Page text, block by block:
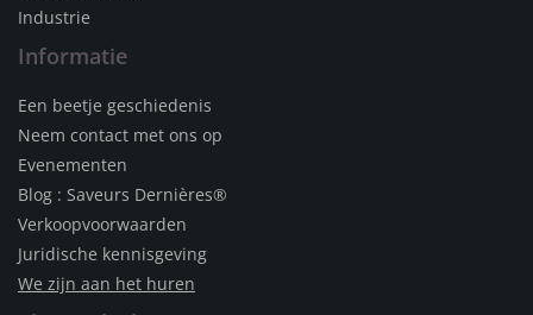
Industrie
Informatie
Een beetje geschiedenis
Neem contact met ons op
Evenementen
Blog : Saveurs Dernières®
Verkoopvoorwaarden
Juridische kennisgeving
We zijn aan het huren